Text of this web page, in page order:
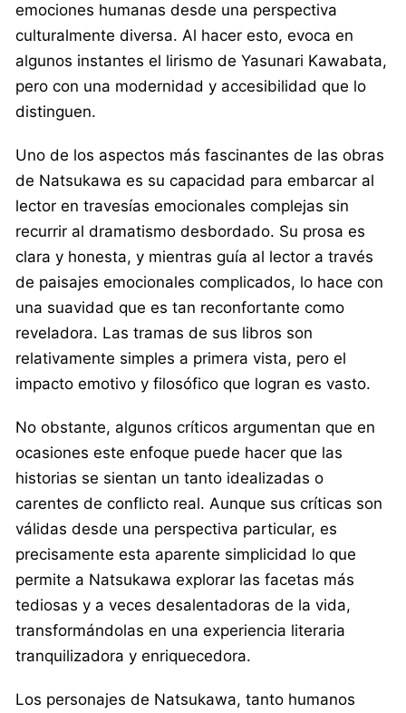
emociones humanas desde una perspectiva
culturalmente diversa. Al hacer esto, evoca en
algunos instantes el lirismo de Yasunari Kawabata,
pero con una modernidad y accesibilidad que lo
distinguen.
Uno de los aspectos más fascinantes de las obras
de Natsukawa es su capacidad para embarcar al
lector en travesías emocionales complejas sin
recurrir al dramatismo desbordado. Su prosa es
clara y honesta, y mientras guía al lector a través
de paisajes emocionales complicados, lo hace con
una suavidad que es tan reconfortante como
reveladora. Las tramas de sus libros son
relativamente simples a primera vista, pero el
impacto emotivo y filosófico que logran es vasto.
No obstante, algunos críticos argumentan que en
ocasiones este enfoque puede hacer que las
historias se sientan un tanto idealizadas o
carentes de conflicto real. Aunque sus críticas son
válidas desde una perspectiva particular, es
precisamente esta aparente simplicidad lo que
permite a Natsukawa explorar las facetas más
tediosas y a veces desalentadoras de la vida,
transformándolas en una experiencia literaria
tranquilizadora y enriquecedora.
Los personajes de Natsukawa, tanto humanos